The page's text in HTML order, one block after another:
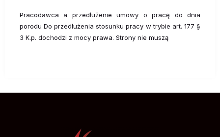
Pracodawca a przedłużenie umowy o pracę do dnia
porodu Do przedłużenia stosunku pracy w trybie art. 177 §
3 K.p. dochodzi z mocy prawa. Strony nie muszą